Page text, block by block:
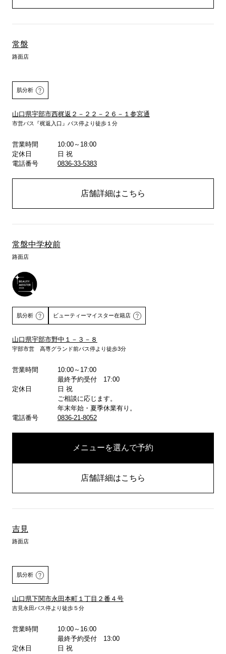
常盤
路面店
肌分析
山口県宇部市西梶返２－２２－２６－１参宮通
市営バス『梶返入口』バス停より徒歩１分
営業時間
10:00～18:00
定休日
日 祝
電話番号
0836-33-5383
店舗詳細はこちら
常盤中学校前
路面店
肌分析 ビューティーマイスター在籍店
山口県宇部市野中１－３－８
宇部市営 高専グランド前バス停より徒歩3分
営業時間
10:00～17:00
最終予約受付 17:00
定休日
日 祝
ご相談に応じます。
年末年始・夏季休業有り。
電話番号
0836-21-8052
メニューを選んで予約
店舗詳細はこちら
吉見
路面店
肌分析
山口県下関市永田本町１丁目２番４号
吉見永田バス停より徒歩５分
営業時間
10:00～16:00
最終予約受付 13:00
定休日
日 祝